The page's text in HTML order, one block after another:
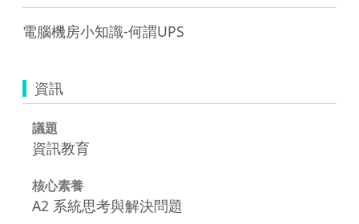
資訊
議題
資訊教育
核心素養
A2 系統思考與解決問題